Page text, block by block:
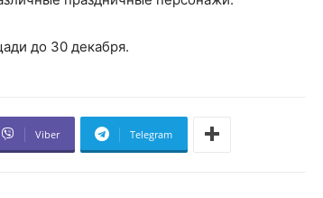
до 30 декабря.
Viber Telegram